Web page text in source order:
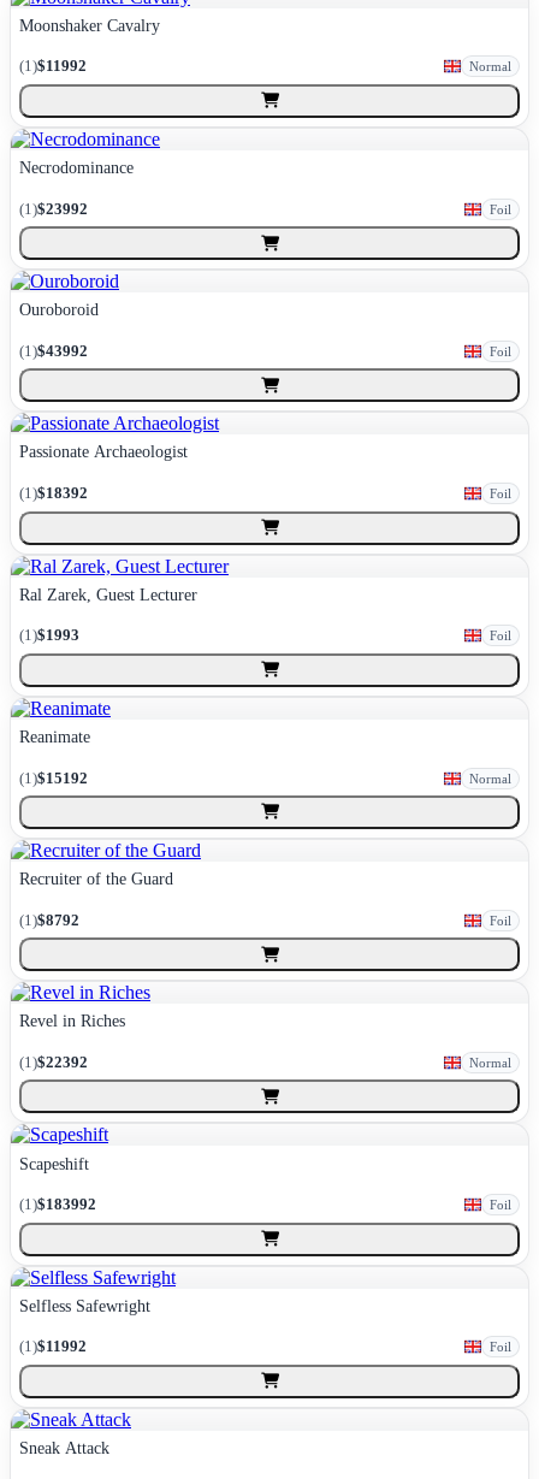
Moonshaker Cavalry
(1)$11992 Normal
Necrodominance
(1)$23992 Foil
Ouroboroid
(1)$43992 Foil
Passionate Archaeologist
(1)$18392 Foil
Ral Zarek, Guest Lecturer
(1)$1993 Foil
Reanimate
(1)$15192 Normal
Recruiter of the Guard
(1)$8792 Foil
Revel in Riches
(1)$22392 Normal
Scapeshift
(1)$183992 Foil
Selfless Safewright
(1)$11992 Foil
Sneak Attack